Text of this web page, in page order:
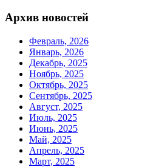
Архив новостей
Февраль, 2026
Январь, 2026
Декабрь, 2025
Ноябрь, 2025
Октябрь, 2025
Сентябрь, 2025
Август, 2025
Июль, 2025
Июнь, 2025
Май, 2025
Апрель, 2025
Март, 2025